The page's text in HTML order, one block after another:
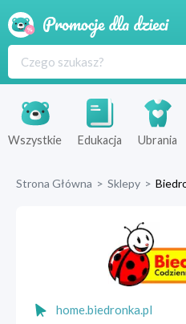
Wszystkie Edukacja Ubrania
Strona Główna > Sklepy >
home.biedronka.pl